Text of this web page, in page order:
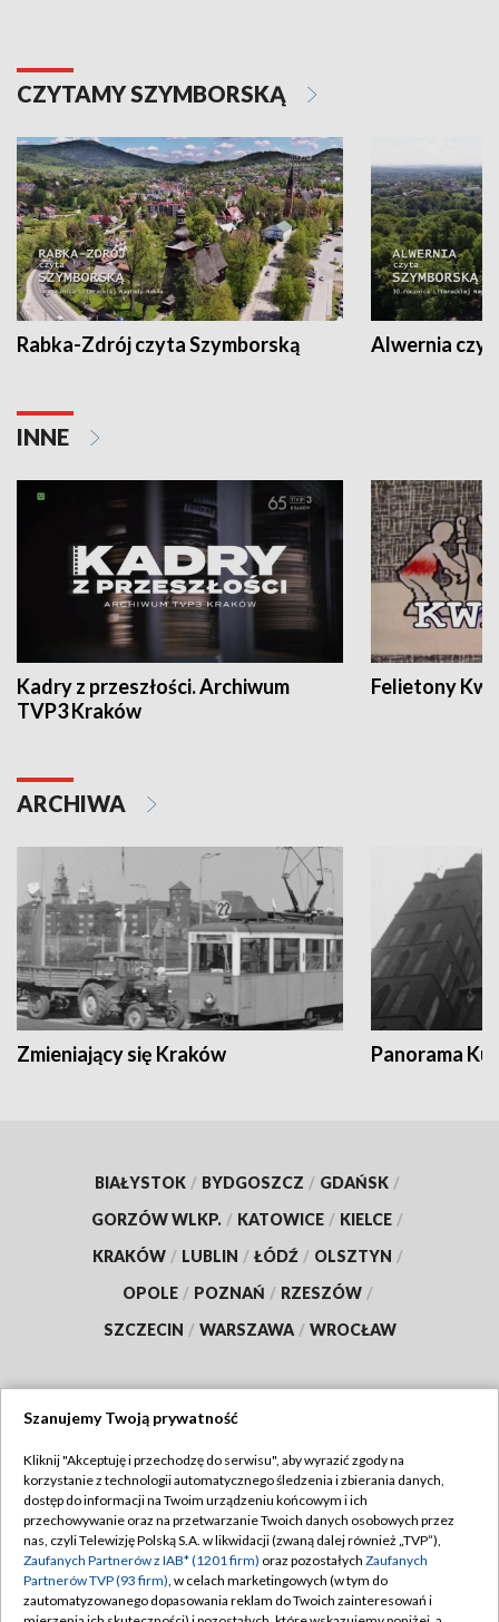
CZYTAMY SZYMBORSKĄ
Rabka-Zdrój czyta Szymborską Alwernia
INNE
Kadry z przeszłości. Archiwum
TVP3 Kraków
Felietony
ARCHIWA
Zmieniający się Kraków Panorama
BIAŁYSTOK / BYDGOSZCZ / GDAŃSK /
GORZÓW WLKP. / KATOWICE / KIELCE /
KRAKÓW / LUBLIN / ŁÓDŹ / OLSZTYN /
OPOLE / POZNAŃ / RZESZÓW /
SZCZECIN / WARSZAWA / WROCŁAW
TVP
Abonament TVP
Emisja w TVP
Centrum informacji TVP
Regulamin TVP
Polityka prywatności
Moje zgody
Szanujemy Twoją prywatność
Kliknij "Akceptuję i przechodzę do serwisu", aby wyrazić zgody na
korzystanie z technologii automatycznego śledzenia i zbierania danych,
dostęp do informacji na Twoim urządzeniu końcowym i ich
przechowywanie oraz na przetwarzanie Twoich danych osobowych przez
nas, czyli Telewizję Polską S.A. w likwidacji (zwaną dalej również „TVP”),
Zaufanych Partnerów z IAB* (1201 firm) oraz pozostałych Zaufanych
Partnerów TVP (93 firm), w celach marketingowych (w tym do
zautomatyzowanego dopasowania reklam do Twoich zainteresowań i